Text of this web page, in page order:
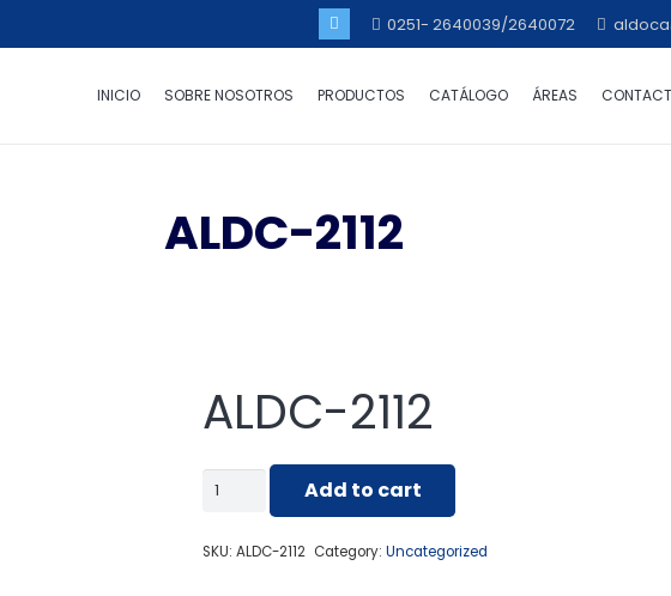
0251- 2640039/2640072
INICIO SOBRE NOSOTROS PRODUCTOS CATÁLOGO ÁREAS
ALDC-2112
ALDC-2112
ALDC-
quantity
Add to cart
SKU: ALDC-2112 Category: Uncategorized